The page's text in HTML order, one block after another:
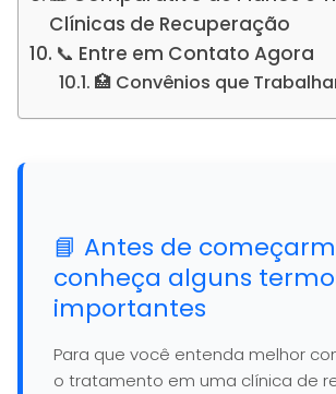
Clínicas de Recuperação
📞 Entre em Contato Agora
🏥 Convênios que
📘 Antes de
conheça alguns
importantes
Para que você entenda melhor
o tratamento em uma clínica de